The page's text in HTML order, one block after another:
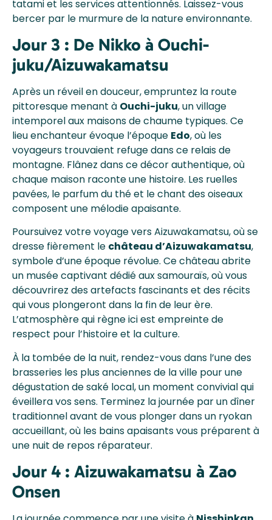
tatami et les services attentionnés. Laissez-vous
bercer par le murmure de la nature environnante.
Jour 3 : De Nikko à Ouchi-
juku/Aizuwakamatsu
Après un réveil en douceur, empruntez la route
pittoresque menant à Ouchi-juku, un village
intemporel aux maisons de chaume typiques. Ce
lieu enchanteur évoque l’époque Edo, où les
voyageurs trouvaient refuge dans ce relais de
montagne. Flânez dans ce décor authentique, où
chaque maison raconte une histoire. Les ruelles
pavées, le parfum du thé et le chant des oiseaux
composent une mélodie apaisante.
Poursuivez votre voyage vers Aizuwakamatsu, où se
dresse fièrement le château d’Aizuwakamatsu,
symbole d’une époque révolue. Ce château abrite
un musée captivant dédié aux samouraïs, où vous
découvrirez des artefacts fascinants et des récits
qui vous plongeront dans la fin de leur ère.
L’atmosphère qui règne ici est empreinte de
respect pour l’histoire et la culture.
À la tombée de la nuit, rendez-vous dans l’une des
brasseries les plus anciennes de la ville pour une
dégustation de saké local, un moment convivial qui
éveillera vos sens. Terminez la journée par un dîner
traditionnel avant de vous plonger dans un ryokan
accueillant, où les bains apaisants vous préparent à
une nuit de repos réparateur.
Jour 4 : Aizuwakamatsu à Zao
Onsen